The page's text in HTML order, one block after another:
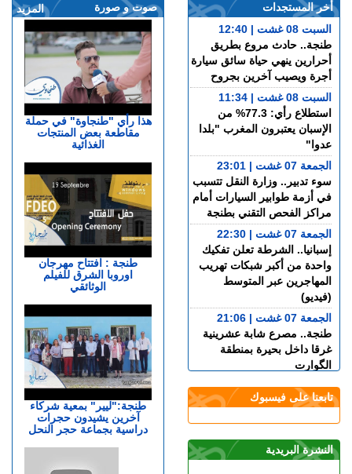
المزيد صوت و صورة
هذا رأي "طنجاوة" في حملة
مقاطعة بعض المنتجات
الغذائية
طنجة : افتتاح مهرجان
اوروبا الشرق للفيلم
الوثائقي
طنجة:"ليير" بمعية شركاء
آخرين يشيدون حجرات
دراسية بجماعة حجر النحل
أخر المستجدات
السبت 08 غشت | 12:40
طنجة.. حادث مروع بطريق
أحرارين ينهي حياة سائق سيارة
أجرة ويصيب آخرين بجروح
السبت 08 غشت | 11:34
استطلاع رأي: 77.3% من
الإسبان يعتبرون المغرب "بلدا
عدوا"
الجمعة 07 غشت | 23:01
سوء تدبير.. وزارة النقل تتسبب
في أزمة طوابير السيارات أمام
مراكز الفحص التقني بطنجة
الجمعة 07 غشت | 22:30
إسبانيا.. الشرطة تعلن تفكيك
واحدة من أكبر شبكات تهريب
المهاجرين عبر المتوسط
(فيديو)
الجمعة 07 غشت | 21:06
طنجة.. مصرع شابة عشرينية
غرقا داخل بحيرة بمنطقة
الگوارت
الجمعة 07 غشت | 20:08
باستخدام مفاتيح مزورة..
الجمعة 07 غشت | 18:49
تابعنا على فيسبوك
النشرة البريدية